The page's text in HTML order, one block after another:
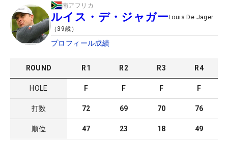
南アフリカ
ルイス・デ・ジャガー Louis De Jager
（ 39歳）
プロフィール成績
ROUND R1 R2 R3 R4
HOLE F F F F
打数 72 69 70 76
順位 47 23 18 49